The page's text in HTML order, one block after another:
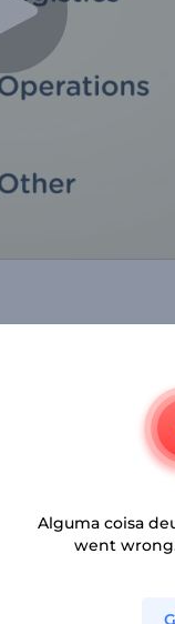
a
a
Alguma coisa
went